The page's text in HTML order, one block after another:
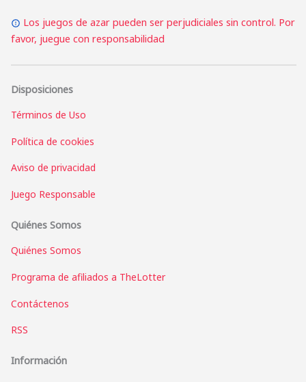
Los juegos de azar pueden ser perjudiciales sin control. Por
favor, juegue con responsabilidad
Disposiciones
Términos de Uso
Política de cookies
Aviso de privacidad
Juego Responsable
Quiénes Somos
Quiénes Somos
Programa de afiliados a TheLotter
Contáctenos
RSS
Información